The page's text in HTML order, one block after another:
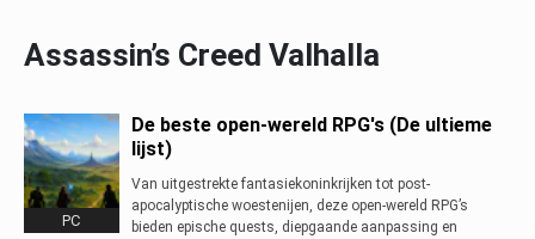
Assassin’s Creed Valhalla
PC
De beste open-wereld RPG's (De ultieme
lijst)
Van uitgestrekte fantasiekoninkrijken tot post-
apocalyptische woestenijen, deze open-wereld RPG’s
bieden epische quests, diepgaande aanpassing en